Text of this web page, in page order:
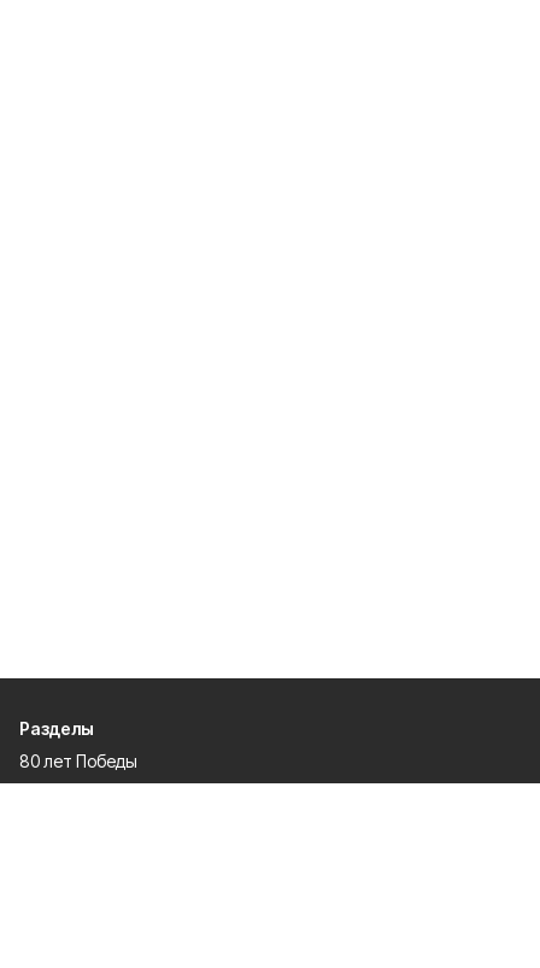
Разделы
80 лет Победы